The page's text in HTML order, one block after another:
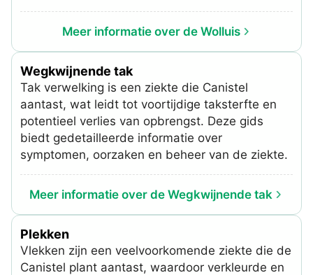
Meer informatie over de Wolluis
Wegkwijnende tak
Tak verwelking is een ziekte die Canistel
aantast, wat leidt tot voortijdige taksterfte en
potentieel verlies van opbrengst. Deze gids
biedt gedetailleerde informatie over
symptomen, oorzaken en beheer van de ziekte.
Meer informatie over de Wegkwijnende tak
Plekken
Vlekken zijn een veelvoorkomende ziekte die de
Canistel plant aantast, waardoor verkleurde en